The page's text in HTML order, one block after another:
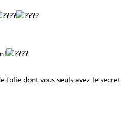
folie dont vous seuls avez le secret